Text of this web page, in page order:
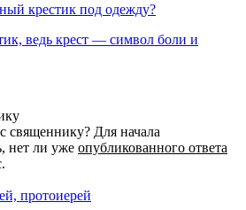
крестик под одежду?
ведь крест — символ боли и
священнику? Для начала
нет ли уже опубликованного ответа
протоиерей